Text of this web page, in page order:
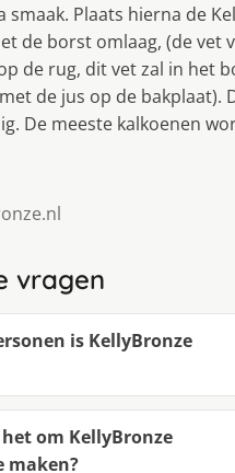
smaak. Plaats hierna de
de borst omlaag, (de vet
de rug, dit vet zal in het
de jus op de bakplaat).
De meeste kalkoenen
vragen
is KellyBronze
om KellyBronze
maken?